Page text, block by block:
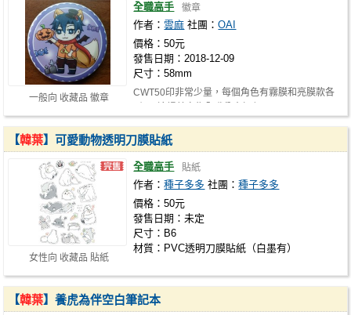
一般向 收藏品 徽章
全職高手 徽章
作者：雲麻 社團：OAI
價格：50元
發售日期：2018-12-09
尺寸：58mm
CWT50印非常少量，每個角色有霧膜和亮膜款各
女性向 收藏品 貼紙
【韓葉】可愛動物透明刀膜貼紙
全職高手 貼紙
作者：種子多多 社團：種子多多
價格：50元
發售日期：未定
尺寸：B6
材質：PVC透明刀膜貼紙（白墨有）
【韓葉】養虎為伴空白筆記本